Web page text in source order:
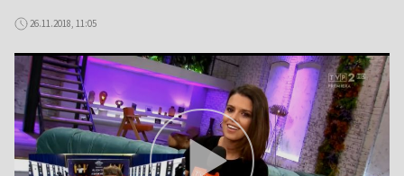
26.11.2018, 11:05